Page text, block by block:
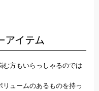
アイテム
方もいらっしゃるのでは
ュームのあるものを持っ